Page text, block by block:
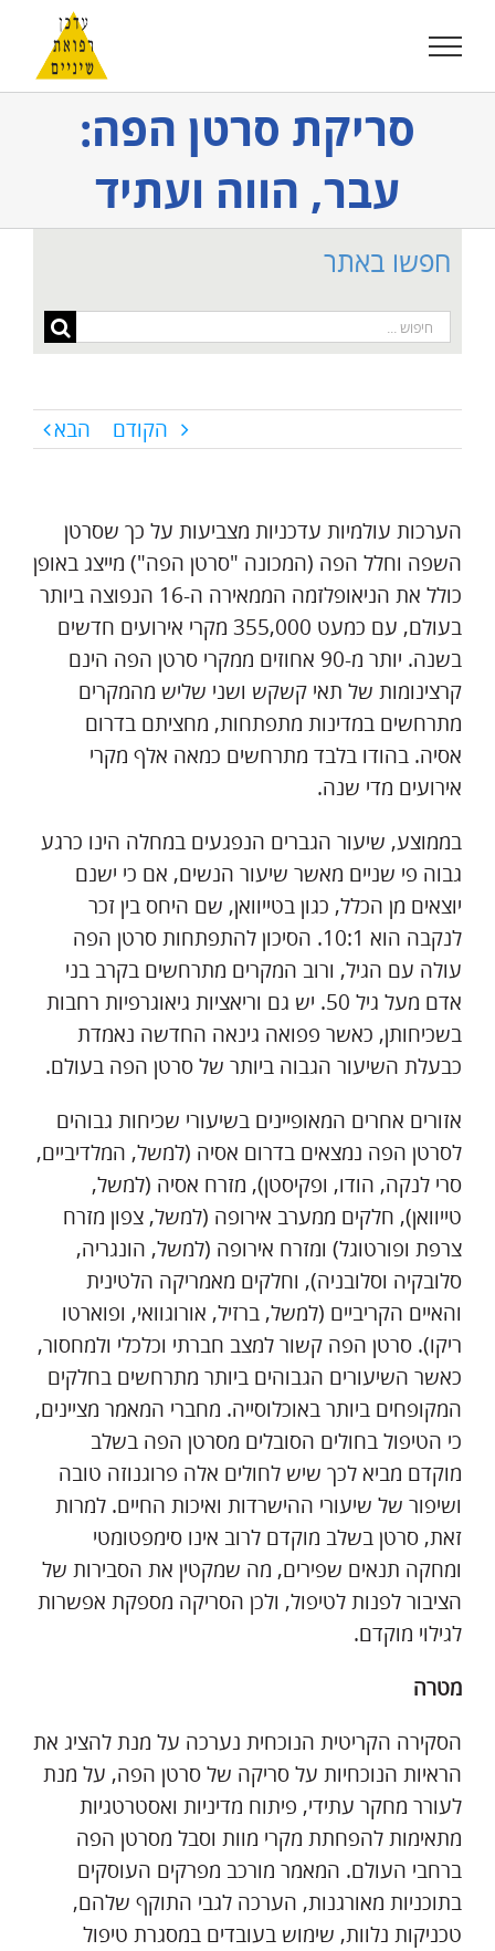
לתוכן
סריקת סרטן הפה:
עבר, הווה ועתיד
הקודם הבא
הערכות עולמיות עדכניות מצביעות על כך שסרטן
השפה וחלל הפה (המכונה "סרטן הפה") מייצג באופן
כולל את הניאופלזמה הממאירה ה-16 הנפוצה ביותר
בעולם, עם כמעט 355,000 מקרי אירועים חדשים
בשנה. יותר מ-90 אחוזים ממקרי סרטן הפה הינם
קרצינומות של תאי קשקש ושני שליש מהמקרים
מתרחשים במדינות מתפתחות, מחציתם בדרום
אסיה. בהודו בלבד מתרחשים כמאה אלף מקרי
אירועים מדי שנה.
בממוצע, שיעור הגברים הנפגעים במחלה הינו כרגע
גבוה פי שניים מאשר שיעור הנשים, אם כי ישנם
יוצאים מן הכלל, כגון בטייוואן, שם היחס בין זכר
לנקבה הוא 10:1. הסיכון להתפתחות סרטן הפה
עולה עם הגיל, ורוב המקרים מתרחשים בקרב בני
אדם מעל גיל 50. יש גם וריאציות גיאוגרפיות רחבות
בשכיחותן, כאשר פפואה גינאה החדשה נאמדת
כבעלת השיעור הגבוה ביותר של סרטן הפה בעולם.
אזורים אחרים המאופיינים בשיעורי שכיחות גבוהים
לסרטן הפה נמצאים בדרום אסיה (למשל, המלדיביים,
סרי לנקה, הודו, ופקיסטן), מזרח אסיה (למשל,
טייוואן), חלקים ממערב אירופה (למשל, צפון מזרח
צרפת ופורטוגל) ומזרח אירופה (למשל, הונגריה,
סלובקיה וסלובניה), וחלקים מאמריקה הלטינית
והאיים הקריביים (למשל, ברזיל, אורוגוואי, ופוארטו
ריקו). סרטן הפה קשור למצב חברתי וכלכלי ולמחסור,
כאשר השיעורים הגבוהים ביותר מתרחשים בחלקים
המקופחים ביותר באוכלוסייה. מחברי המאמר מציינים,
כי הטיפול בחולים הסובלים מסרטן הפה בשלב
מוקדם מביא לכך שיש לחולים אלה פרוגנוזה טובה
ושיפור של שיעורי ההישרדות ואיכות החיים. למרות
זאת, סרטן בשלב מוקדם לרוב אינו סימפטומטי
ומחקה תנאים שפירים, מה שמקטין את הסבירות של
הציבור לפנות לטיפול, ולכן הסריקה מספקת אפשרות
לגילוי מוקדם.
מטרה
הסקירה הקריטית הנוכחית נערכה על מנת להציג את
הראיות הנוכחיות על סריקה של סרטן הפה, על מנת
לעורר מחקר עתידי, פיתוח מדיניות ואסטרטגיות
מתאימות להפחתת מקרי מוות וסבל מסרטן הפה
ברחבי העולם. המאמר מורכב מפרקים העוסקים
בתוכניות מאורגנות, הערכה לגבי התוקף שלהם,
טכניקות נלוות, שימוש בעובדים במסגרת טיפול
חפשו באתר
חיפוש...